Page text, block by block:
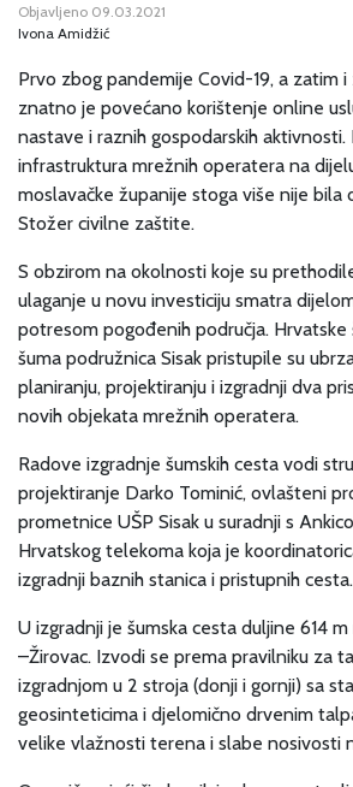
Objavljeno 09.03.2021
Ivona Amidžić
Prvo zbog pandemije Covid-19, a zatim
znatno je povećano korištenje online
nastave i raznih gospodarskih aktivnosti.
infrastruktura mrežnih operatera na
moslavačke županije stoga više nije bila
Stožer civilne zaštite.
S obzirom na okolnosti koje su
ulaganje u novu investiciju smatra
potresom pogođenih područja. Hrvatske
šuma podružnica Sisak pristupile su
planiranju, projektiranju i izgradnji dva
novih objekata mrežnih operatera.
Radove izgradnje šumskih cesta vodi
projektiranje Darko Tominić, ovlašteni
prometnice UŠP Sisak u suradnji s
Hrvatskog telekoma koja je
izgradnji baznih stanica i pristupnih cesta.
U izgradnji je šumska cesta duljine 614
–Žirovac. Izvodi se prema pravilniku za
izgradnjom u 2 stroja (donji i gornji) sa
geosinteticima i djelomično drvenim
velike vlažnosti terena i slabe nosivosti